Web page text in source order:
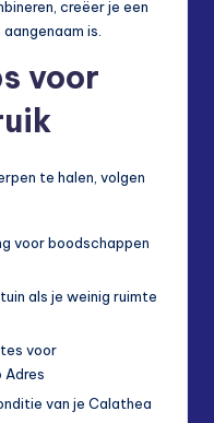
creëer je een
is.
voor
te halen, volgen
voor boodschappen
als je weinig ruimte
voor
Adres
van je Calathea